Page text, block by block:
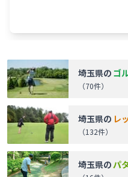
埼玉県の ゴ
（70件）
埼玉県の レ
（132件）
埼玉県の パ